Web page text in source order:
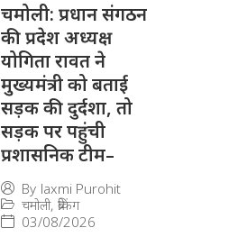
चमोली: प्रधान संगठन
की प्रदेश अध्यक्ष
योगिता रावत ने
मुख्यमंत्री को बताई
सड़क की दुर्दशा, तो
सड़क पर पहुंची
प्रशासनिक टीम–
By laxmi Purohit
चमोली, ब्रेकिंग
03/08/2026